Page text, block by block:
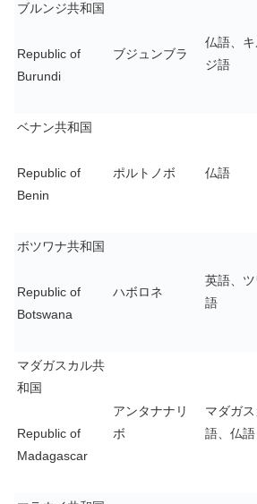
ブルンジ共和国
Republic of
Burundi
ブジュンブラ
仏語、
ジ語
ベナン共和国
Republic of
Benin
ポルトノボ 仏語
ボツワナ共和国
Republic of
Botswana
ハボロネ
英語、
語
マダガスカル共
和国
Republic of
Madagascar
アンタナナリ
ボ
マダガ
語、仏語